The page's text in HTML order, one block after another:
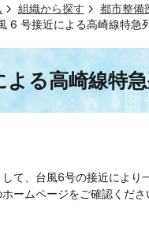
組織から探す 都市整備
6 号接近による高崎線特急
よる高崎線特
て、台風6号の接近により
ームページをご確認くださ